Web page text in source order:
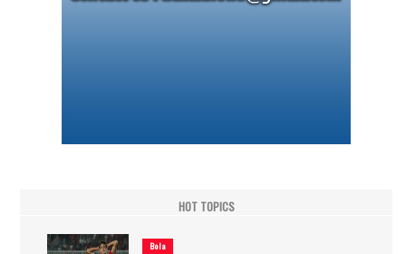
HOT TOPICS
Bola